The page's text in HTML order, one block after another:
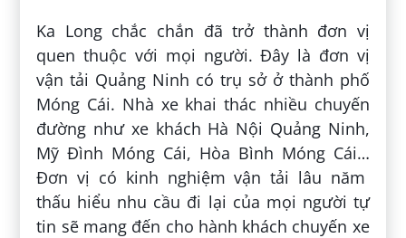
Ka Long chắc chắn đã trở thành đơn vị
quen thuộc với mọi người. Đây là đơn vị
vận tải Quảng Ninh có trụ sở ở thành phố
Móng Cái. Nhà xe khai thác nhiều chuyến
đường như xe khách Hà Nội Quảng Ninh,
Mỹ Đình Móng Cái, Hòa Bình Móng Cái…
Đơn vị có kinh nghiệm vận tải lâu năm
thấu hiểu nhu cầu đi lại của mọi người tự
tin sẽ mang đến cho hành khách chuyến xe